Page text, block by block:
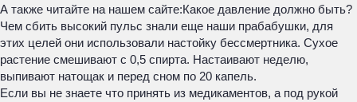
А также читайте на нашем сайте:Какое давление должно быть?
Чем сбить высокий пульс знали еще наши прабабушки, для
этих целей они использовали настойку бессмертника. Сухое
растение смешивают с 0,5 спирта. Настаивают неделю,
выпивают натощак и перед сном по 20 капель.
Если вы не знаете что принять из медикаментов, а под рукой